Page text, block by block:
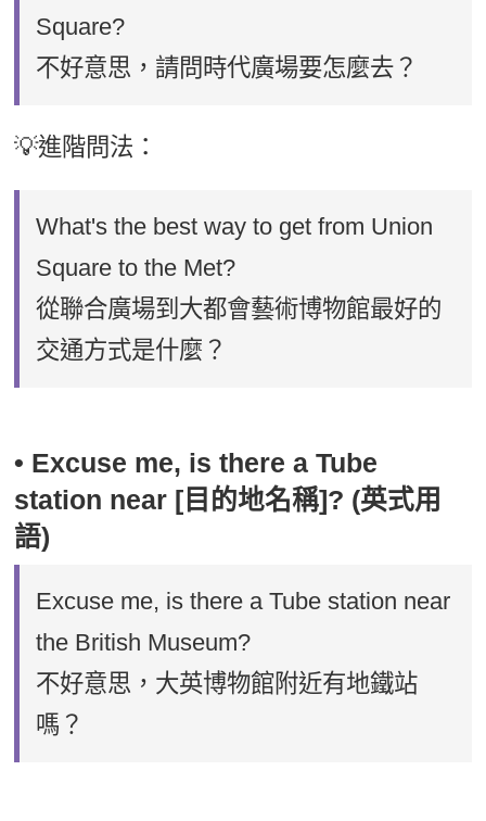
Square?
不好意思，請問時代廣場要怎麼去？
💡進階問法：
What's the best way to get from Union
Square to the Met?
從聯合廣場到大都會藝術博物館最好的
交通方式是什麼？
• Excuse me, is there a Tube
station near [目的地名稱]? (英式用
語)
Excuse me, is there a Tube station near
the British Museum?
不好意思，大英博物館附近有地鐵站
嗎？